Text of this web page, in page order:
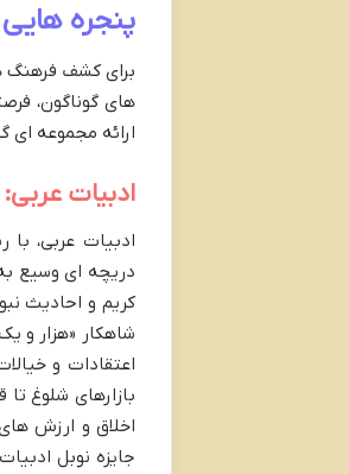
پنجره
برای کشف فرهنگ
های گوناگون،
ارائه مجموعه ای
ادبیات
ادبیات عربی،
دریچه ای وسیع
کریم و احادیث
شاهکار «هزار و
اعتقادات و
بازارهای شلوغ
اخلاق و ارزش
جایزه نوبل